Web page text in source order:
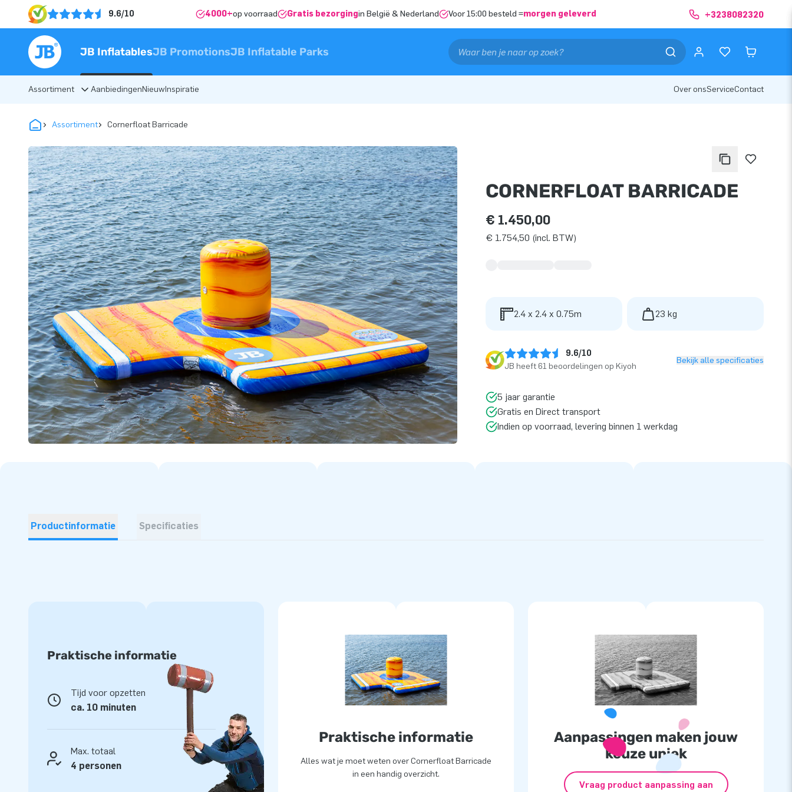
9.6/10 4000+op voorraad Gratis bezorgingin België & Nederland Voor 15:00 besteld =morgen geleverd +3238082320
JB InflatablesJB PromotionsJB Inflatable Parks
Assortiment AanbiedingenNieuwInspiratie Over onsServiceContact
Assortiment Cornerfloat Barricade
CORNERFLOAT BARRICADE
€ 1.450,00
€ 1.754,50 (incl. BTW)
2.4 x 2.4 x 0.75m 23 kg
9.6/10
JB heeft 61 beoordelingen op Kiyoh
Bekijk alle specificaties
5 jaar garantie
Gratis en Direct transport
Indien op voorraad, levering binnen 1 werkdag
Productinformatie Specificaties
Praktische informatie
Tijd voor opzetten
ca. 10 minuten
Max. totaal
4 personen
Praktische informatie
Alles wat je moet weten over Cornerfloat Barricade
in een handig overzicht.
Aanpassingen maken jouw
keuze uniek
Vraag product aanpassing aan